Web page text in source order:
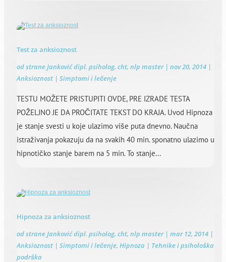
Test za anksioznost
od straneJanković dipl. psiholog, cht, nlp master| nov 20, 2014 |
Anksioznost | Simptomi i lečenje
TESTU MOŽETE PRISTUPITI OVDE, PRE IZRADE TESTA
POŽELJNO JE DA PROČITATE TEKST DO KRAJA. Uvod Hipnoza
je stanje svesti u koje ulazimo više puta dnevno. Naučna
istraživanja pokazuju da na svakih 40 min. sponatno ulazimo u
hipnotičko stanje barem na 5 min. To stanje...
Hipnoza za anksioznost
od straneJanković dipl. psiholog, cht, nlp master| mar 12, 2014 |
Anksioznost | Simptomi i lečenje, Hipnoza | Tehnike i psihološka
podrška